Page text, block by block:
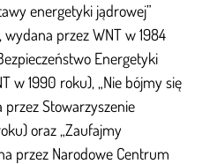
energetyki jądrowej”
wydana przez WNT w 1984
Energetyki
w 1990 roku), „Nie bójmy się
Stowarzyszenie
oraz „Zaufajmy
przez Narodowe Centrum